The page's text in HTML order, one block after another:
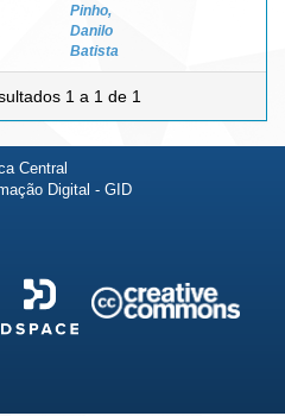
Pinho,
Danilo
Batista
1 a 1 de 1
Central
Digital - GID